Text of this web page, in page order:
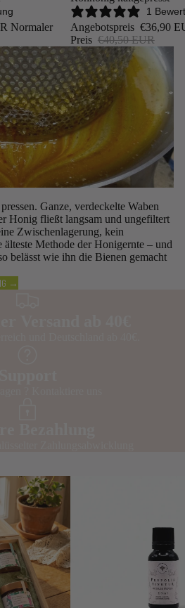
Normaler
1
Angebotspreis €36,90
Preis €40,50 EUR
Ganze, verdeckelte Waben
Honig fließt langsam und ungefiltert
Zwischenlagerung, kein
Methode der Honigernte – und
belässt wie ihn die Bienen gemacht
→
für
schätzen